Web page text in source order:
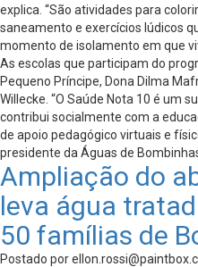
explica. “São atividades para
saneamento e exercícios lúdicos
momento de isolamento em que
As escolas que participam do
Pequeno Príncipe, Dona Dilma
Willecke. “O Saúde Nota 10 é um
contribui socialmente com a
de apoio pedagógico virtuais e
presidente da Águas de
Ampliação do
leva água
50 famílias de
Postado por